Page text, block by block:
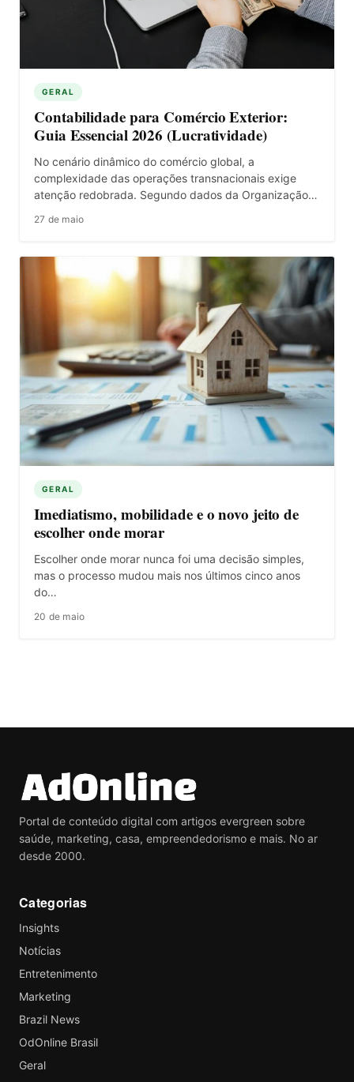
GERAL
Contabilidade para Comércio Exterior:
Guia Essencial 2026 (Lucratividade)
No cenário dinâmico do comércio global, a
complexidade das operações transnacionais exige
atenção redobrada. Segundo dados da Organização…
27 de maio
GERAL
Imediatismo, mobilidade e o novo jeito de
escolher onde morar
Escolher onde morar nunca foi uma decisão simples,
mas o processo mudou mais nos últimos cinco anos
do…
20 de maio
Portal de conteúdo digital com artigos evergreen sobre
saúde, marketing, casa, empreendedorismo e mais. No ar
desde 2000.
Categorias
Insights
Notícias
Entretenimento
Marketing
Brazil News
OdOnline Brasil
Geral